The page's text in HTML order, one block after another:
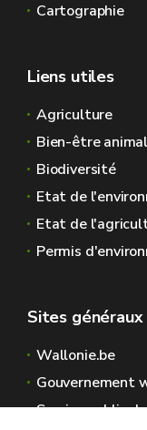
Cartographie
Liens utiles
Agriculture
Bien-être animal
Biodiversité
Etat de
Etat de
Permis
Sites
Wallonie.be
Gouvernement
Service public